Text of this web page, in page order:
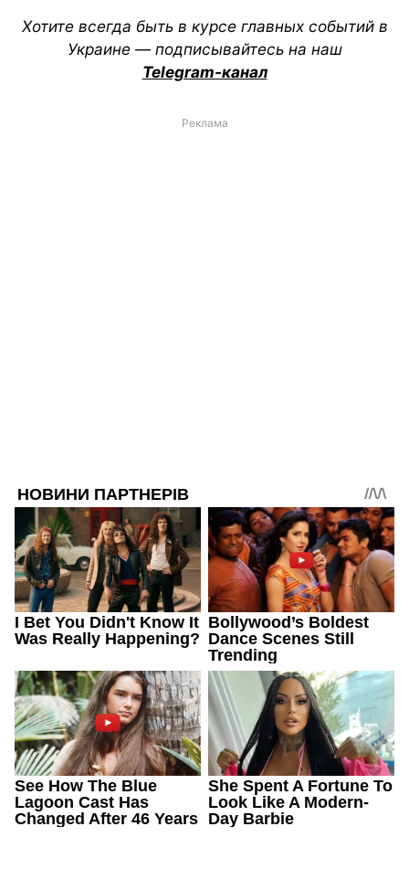
Хотите всегда быть в курсе главных событий в
Украине — подписывайтесь на наш
Telegram-канал
Реклама